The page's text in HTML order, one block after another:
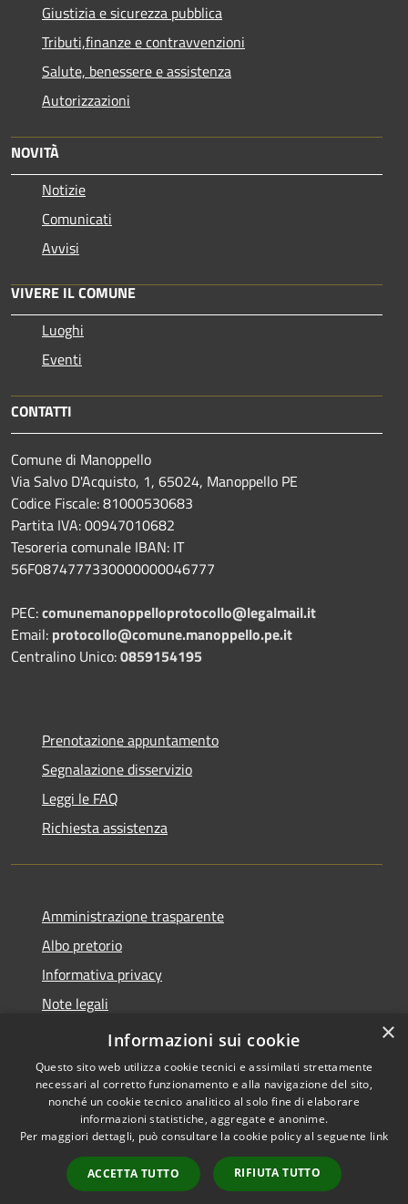
Giustizia e sicurezza pubblica
Tributi,finanze e contravvenzioni
Salute, benessere e assistenza
Autorizzazioni
NOVITÀ
Notizie
Comunicati
Avvisi
VIVERE IL COMUNE
Luoghi
Eventi
CONTATTI
Comune di Manoppello
Via Salvo D'Acquisto, 1, 65024, Manoppello PE
Codice Fiscale: 81000530683
Partita IVA: 00947010682
Tesoreria comunale IBAN: IT
56F0874777330000000046777
PEC:comunemanoppelloprotocollo@legalmail.it
Email: protocollo@comune.manoppello.pe.it
Centralino Unico:0859154195
Prenotazione appuntamento
Segnalazione disservizio
Leggi le FAQ
Richiesta assistenza
Amministrazione trasparente
Albo pretorio
Informativa privacy
Note legali
Dichiarazione di accessibilità
Accessibilità
Copyright © 2026 • Comune di
Manoppello • Powered by
Municipium•
Accesso
redazione
×
Informazioni sui cookie
Questo sito web utilizza cookie tecnici e assimilati strettamente
necessari al corretto funzionamento e alla navigazione del sito,
nonché un cookie tecnico analitico al solo fine di elaborare
informazioni statistiche, aggregate e anonime.
Per maggiori dettagli, può consultare la cookie policy al seguente link
ACCETTA TUTTO RIFIUTA TUTTO